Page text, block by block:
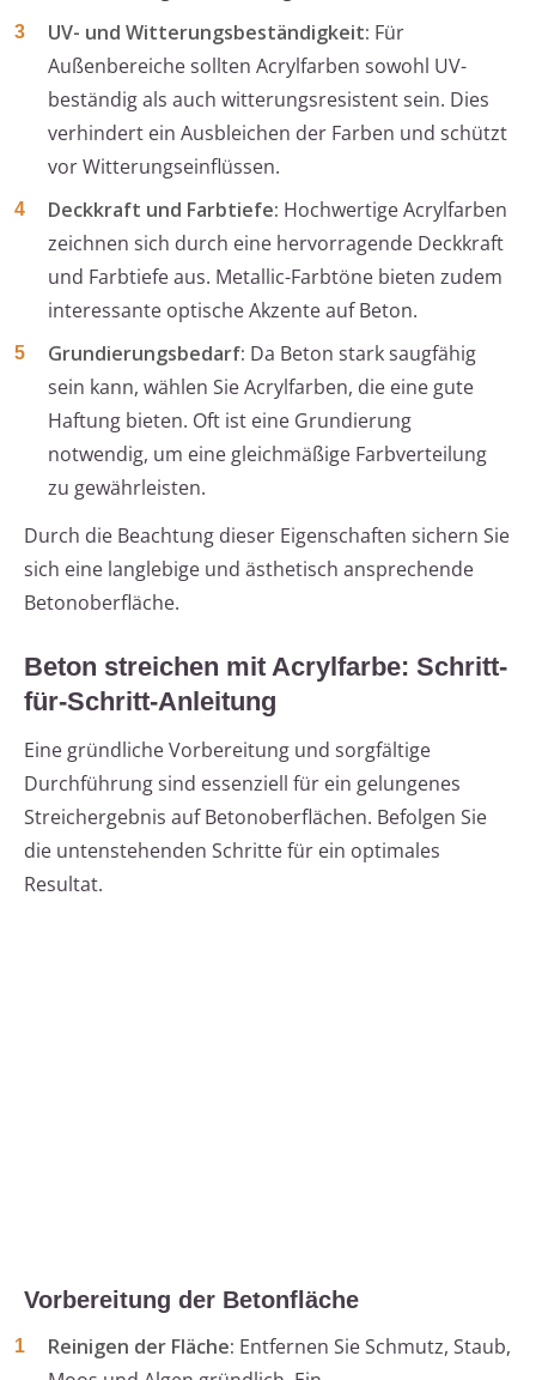
UV- und Witterungsbeständigkeit: Für
Außenbereiche sollten Acrylfarben sowohl UV-
beständig als auch witterungsresistent sein. Dies
verhindert ein Ausbleichen der Farben und schützt
vor Witterungseinflüssen.
Deckkraft und Farbtiefe: Hochwertige Acrylfarben
zeichnen sich durch eine hervorragende Deckkraft
und Farbtiefe aus. Metallic-Farbtöne bieten zudem
interessante optische Akzente auf Beton.
Grundierungsbedarf: Da Beton stark saugfähig
sein kann, wählen Sie Acrylfarben, die eine gute
Haftung bieten. Oft ist eine Grundierung
notwendig, um eine gleichmäßige Farbverteilung
zu gewährleisten.
Durch die Beachtung dieser Eigenschaften sichern Sie
sich eine langlebige und ästhetisch ansprechende
Betonoberfläche.
Beton streichen mit Acrylfarbe: Schritt-
für-Schritt-Anleitung
Eine gründliche Vorbereitung und sorgfältige
Durchführung sind essenziell für ein gelungenes
Streichergebnis auf Betonoberflächen. Befolgen Sie
die untenstehenden Schritte für ein optimales
Resultat.
Vorbereitung der Betonfläche
Reinigen der Fläche: Entfernen Sie Schmutz, Staub,